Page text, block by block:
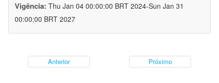
Vigência: Thu Jan 04 00:00:00 BRT 2024-Sun Jan 31
00:00:00 BRT 2027
Anterior Próximo